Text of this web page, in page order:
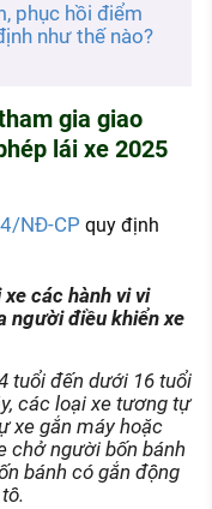
phục hồi điểm
như thế nào?
gia giao
lái xe 2025
NĐ-CP quy định
các hành vi vi
người điều khiển xe
tuổi đến dưới 16 tuổi
các loại xe tương tự
xe gắn máy hoặc
chở người bốn bánh
bánh có gắn động